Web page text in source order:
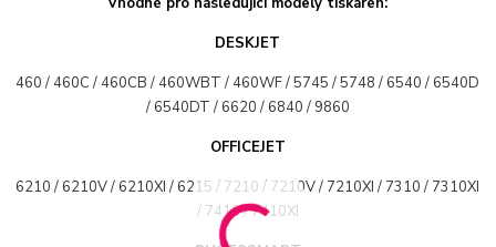
DESKJET
460 / 460C / 460CB / 460WBT / 460WF / 5745 / 5748 / 6540 / 6540D
/ 6540DT / 6620 / 6840 / 9860
OFFICEJET
6210 / 6210V / 6210XI / 6215 / 7210 / 7210V / 7210XI / 7310 / 7310XI
/ 7410 / 7410XI